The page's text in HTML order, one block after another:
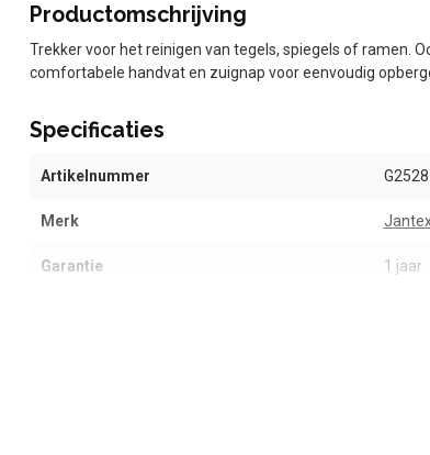
Productomschrijving
Trekker voor het reinigen van tegels, spiegels of ramen.
comfortabele handvat en zuignap voor eenvoudig
Specificaties
Artikelnummer
Merk
Garantie 1 jaar